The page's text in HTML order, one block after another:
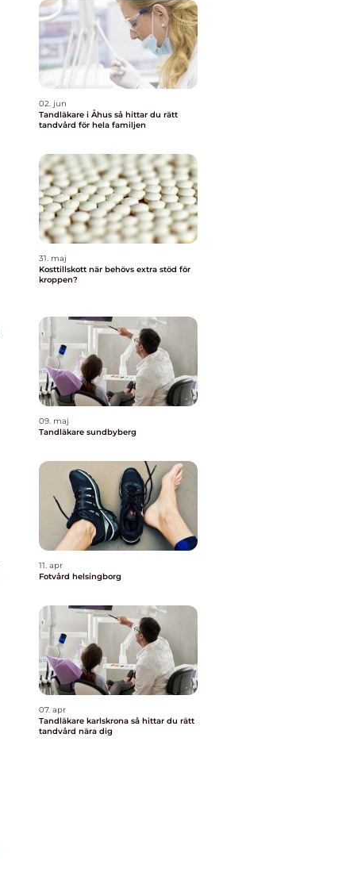
02. jun
Tandläkare i Åhus så hittar du rätt
tandvård för hela familjen
31. maj
Kosttillskott när behövs extra stöd för
kroppen?
09. maj
Tandläkare sundbyberg
11. apr
Fotvård helsingborg
07. apr
Tandläkare karlskrona så hittar du rätt
tandvård nära dig